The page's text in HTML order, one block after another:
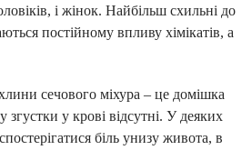
і жінок. Найбільш схильні до
постійному впливу хімікатів, а
сечового міхура – ​​це домішка
згустки у крові відсутні. У деяких
біль унизу живота, в
лікаря, педіатра,